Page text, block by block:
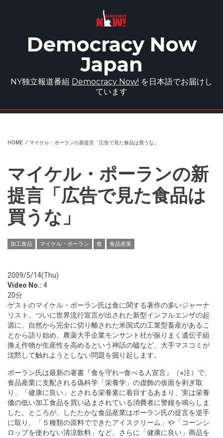
Democracy Now
Japan
NY独立報道番組 Democracy Now! を日本語でお届けし
ています
HOME / マイケル・ポーランの新提言「広告で見た食品は買うな」
マイケル・ポーランの新
提言「広告で見た食品は
買うな」
加工食品 マイケル・ポーラン 食 食品産業
2009/5/14(Thu)
Video No.: 4
20分
ゲストのマイケル・ポーラン氏は食に関する著作の多いジャーナ
リスト。ついに世界流行宣言が出された新型インフルエンザの起
源に、自然から完全に切り離された米国式の工業型畜産があるこ
とから語り始め、農薬大手企業モンサント社が振りまく遺伝子組
換え作物が生産性を高めるという神話の嘘など、大手マスコミが
沈黙して触れようとしない問題を掘り起します。
ポーラン氏は最新の著書『食を守れ─食べる人宣言』（※注）で、
食品産業に支配される偽科学「栄養学」の虚飾の仮面を剥ぎ取
り、「健康に良い」とされる栄養素に着目するあまり、実は栄養
価の低い加工食品を買い込まされている消費者に警鐘を鳴らしま
した。ところが、したたかな食品産業はポーラン氏の提言を逆手
に取り、「５種類の原料でできたアイスクリーム」や「コーンシ
ロップを使わない清涼飲料」など、さらに「健康に良い」商品を